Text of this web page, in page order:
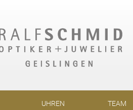
UHREN TEAM